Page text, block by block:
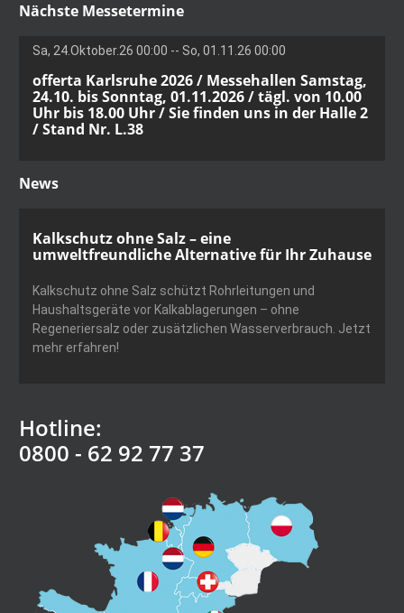
Nächste Messetermine
Sa, 24.Oktober.26 00:00 -- So, 01.11.26 00:00
offerta Karlsruhe 2026 / Messehallen Samstag,
24.10. bis Sonntag, 01.11.2026 / tägl. von 10.00
Uhr bis 18.00 Uhr / Sie finden uns in der Halle 2
/ Stand Nr. L.38
News
Kalkschutz ohne Salz – eine
umweltfreundliche Alternative für Ihr Zuhause
Kalkschutz ohne Salz schützt Rohrleitungen und
Haushaltsgeräte vor Kalkablagerungen – ohne
Regeneriersalz oder zusätzlichen Wasserverbrauch. Jetzt
mehr erfahren!
Hotline:
0800 - 62 92 77 37